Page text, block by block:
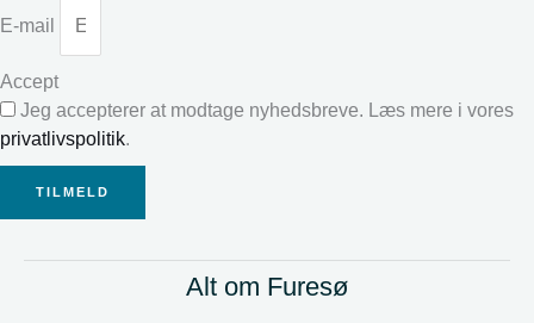
E-mail
Accept
Jeg accepterer at modtage nyhedsbreve. Læs mere i vores
privatlivspolitik.
TILMELD
Alt om Furesø